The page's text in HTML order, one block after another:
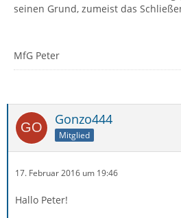
seinen Grund, zumeist das
MfG Peter
Gonzo444
Mitglied
17. Februar 2016 um 19:46
Hallo Peter!